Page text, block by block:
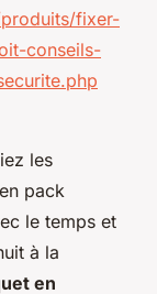
fixer-
conseils-
les
pack
le temps et
à la
en